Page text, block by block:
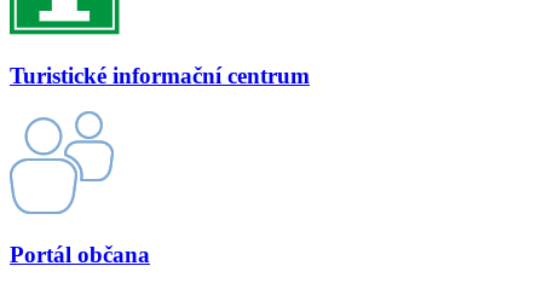
Turistické informační centrum
Portál občana